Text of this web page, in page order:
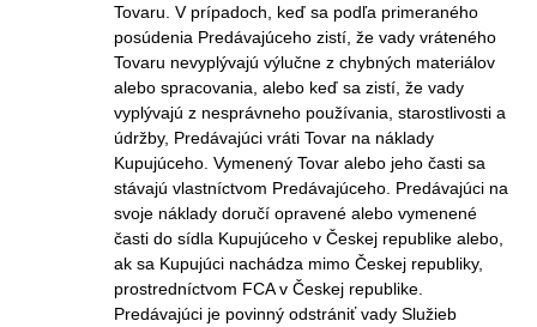
Tovaru. V prípadoch, keď sa podľa primeraného
posúdenia Predávajúceho zistí, že vady vráteného
Tovaru nevyplývajú výlučne z chybných materiálov
alebo spracovania, alebo keď sa zistí, že vady
vyplývajú z nesprávneho používania, starostlivosti a
údržby, Predávajúci vráti Tovar na náklady
Kupujúceho. Vymenený Tovar alebo jeho časti sa
stávajú vlastníctvom Predávajúceho. Predávajúci na
svoje náklady doručí opravené alebo vymenené
časti do sídla Kupujúceho v Českej republike alebo,
ak sa Kupujúci nachádza mimo Českej republiky,
prostredníctvom FCA v Českej republike.
Predávajúci je povinný odstrániť vady Služieb